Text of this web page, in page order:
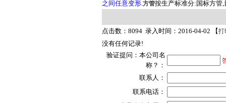
之间任意变形 方管按生产标准分:国标方管
点击数：8094 录入时间：2016-04-02 【打
没有任何记录!
验证提问：本公司名
称？：
联系人：
联系电话：